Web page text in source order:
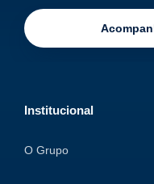
Institucional
O Grupo